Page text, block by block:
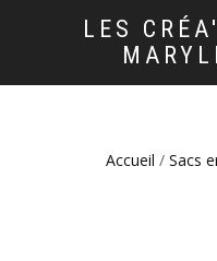
LES
Accueil / Sacs